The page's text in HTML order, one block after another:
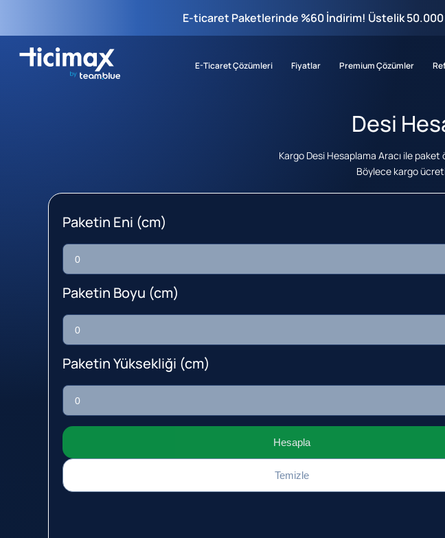
E-ticaret Paketlerinde %60 İndirim! Üstelik
E-Ticaret Çözümleri Fiyatlar Premium Çözümler
Desi
Kargo Desi Hesaplama Aracı ile
Böylece kargo
Paketin Eni (cm)
Paketin Boyu (cm)
Paketin Yüksekliği (cm)
Hesapla
Temizle